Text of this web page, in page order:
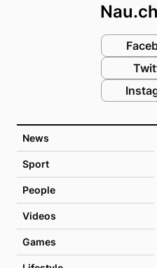
News
Sport
People
Videos
Games